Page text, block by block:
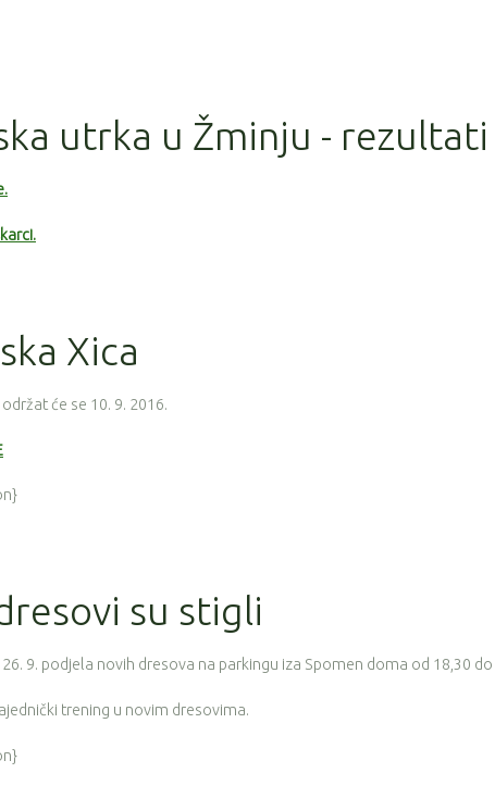
utrka u Žminju - rezultati
Xica
će se 10. 9. 2016.
su stigli
9. podjela novih dresova na parkingu iza Spomen doma od 18,30 do
trening u novim dresovima.